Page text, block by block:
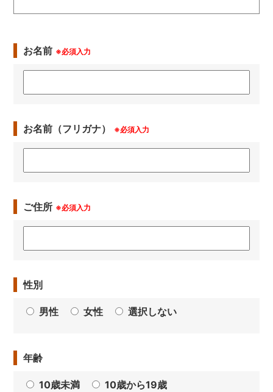
お名前 ※必須入力
お名前（フリガナ） ※必須入力
ご住所 ※必須入力
性別
男性 女性 選択しない
年齢
10歳未満
10歳から19歳